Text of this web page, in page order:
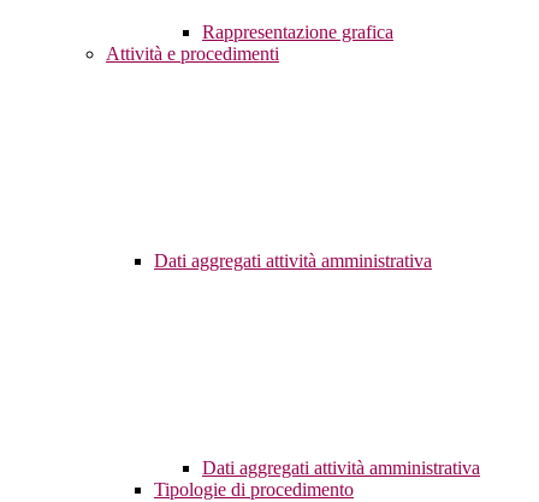
Rappresentazione grafica
Attività e procedimenti
Dati aggregati attività amministrativa
Dati aggregati attività amministrativa
Tipologie di procedimento